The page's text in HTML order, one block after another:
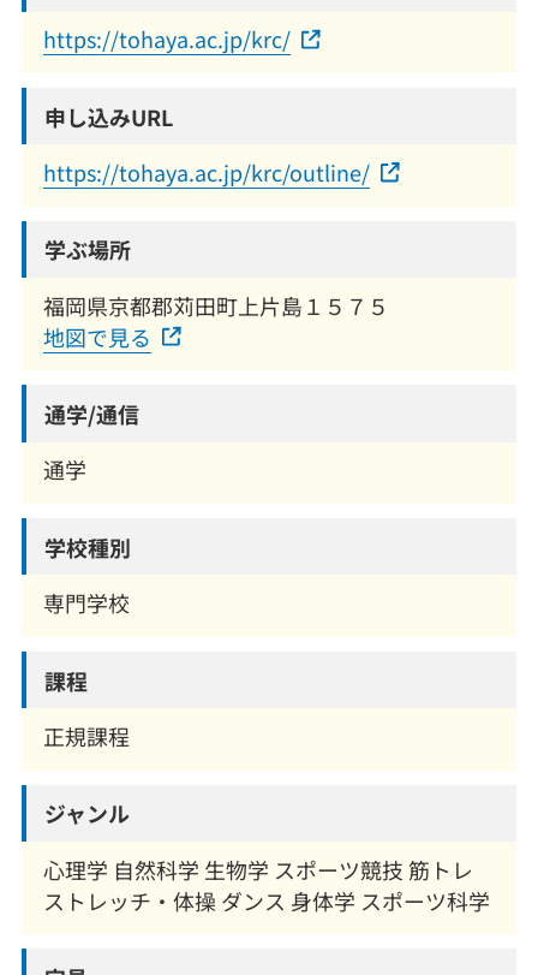
https://tohaya.ac.jp/krc/
申し込みURL
https://tohaya.ac.jp/krc/outline/
学ぶ場所
福岡県京都郡苅田町上片島１５７５
地図で見る
通学/通信
通学
学校種別
専門学校
課程
正規課程
ジャンル
心理学 自然科学 生物学 スポーツ競技 筋トレ
ストレッチ・体操 ダンス 身体学 スポーツ科学